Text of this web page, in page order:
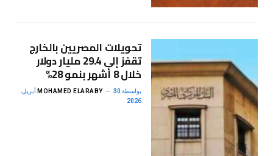
تحويلات المصريين بالخارج
تقفز إلى 29.4 مليار دولار
خلال 8 أشهر بنمو 28%
بواسطة MOHAMED ELARABY 30 أبريل،
2026